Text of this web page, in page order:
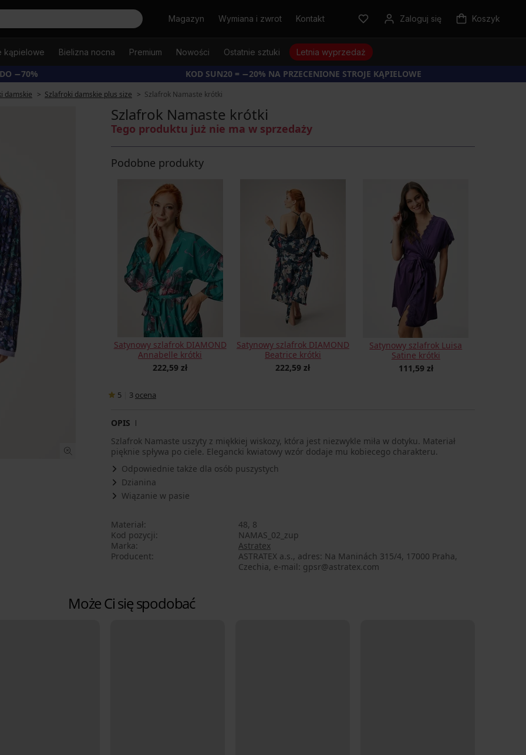
SzukajMagazyn Wymiana i zwrot Kontakt Zaloguj się Koszyk
kąpielowe Bielizna nocna Premium Nowości Ostatnie sztuki Letnia wyprzedaż
−70% KOD SUN20 = −20% NA PRZECENIONE STROJE KĄPIELOWE
damskie Szlafroki damskie plus size Szlafrok Namaste krótki
Szlafrok Namaste krótki
Tego produktu już nie ma w sprzedaży
Podobne produkty
Satynowy szlafrok DIAMOND
Annabelle krótki
222,59 zł
Satynowy szlafrok DIAMOND
Beatrice krótki
222,59 zł
Satynowy szlafrok Luisa
Satine krótki
111,59 zł
5 3 ocena
OPIS
Szlafrok Namaste uszyty z miękkiej wiskozy, która jest niezwykle miła w dotyku. Materiał
pięknie spływa po ciele. Elegancki kwiatowy wzór dodaje mu kobiecego charakteru.
Odpowiednie także dla osób puszystych
Dzianina
Wiązanie w pasie
Materiał
48, 8
Kod pozycji
NAMAS_02_zup
Marka
Astratex
Producent
ASTRATEX a.s., adres: Na Maninách 315/4, 17000 Praha,
Czechia, e-mail: gpsr@astratex.com
Może Ci się spodobać